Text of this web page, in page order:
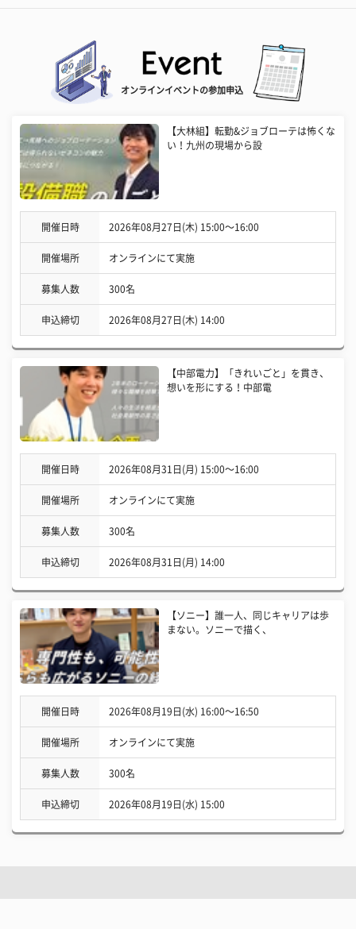
オンラインイベントの参加申込
【大林組】転勤&ジョブローテは怖くな
い！九州の現場から設
開催日時 2026年08月27日(木) 15:00〜16:00
開催場所 オンラインにて実施
募集人数 300名
申込締切 2026年08月27日(木) 14:00
【中部電力】「きれいごと」を貫き、
想いを形にする！中部電
開催日時 2026年08月31日(月) 15:00〜16:00
開催場所 オンラインにて実施
募集人数 300名
申込締切 2026年08月31日(月) 14:00
【ソニー】誰一人、同じキャリアは歩
まない。ソニーで描く、
開催日時 2026年08月19日(水) 16:00〜16:50
開催場所 オンラインにて実施
募集人数 300名
申込締切 2026年08月19日(水) 15:00